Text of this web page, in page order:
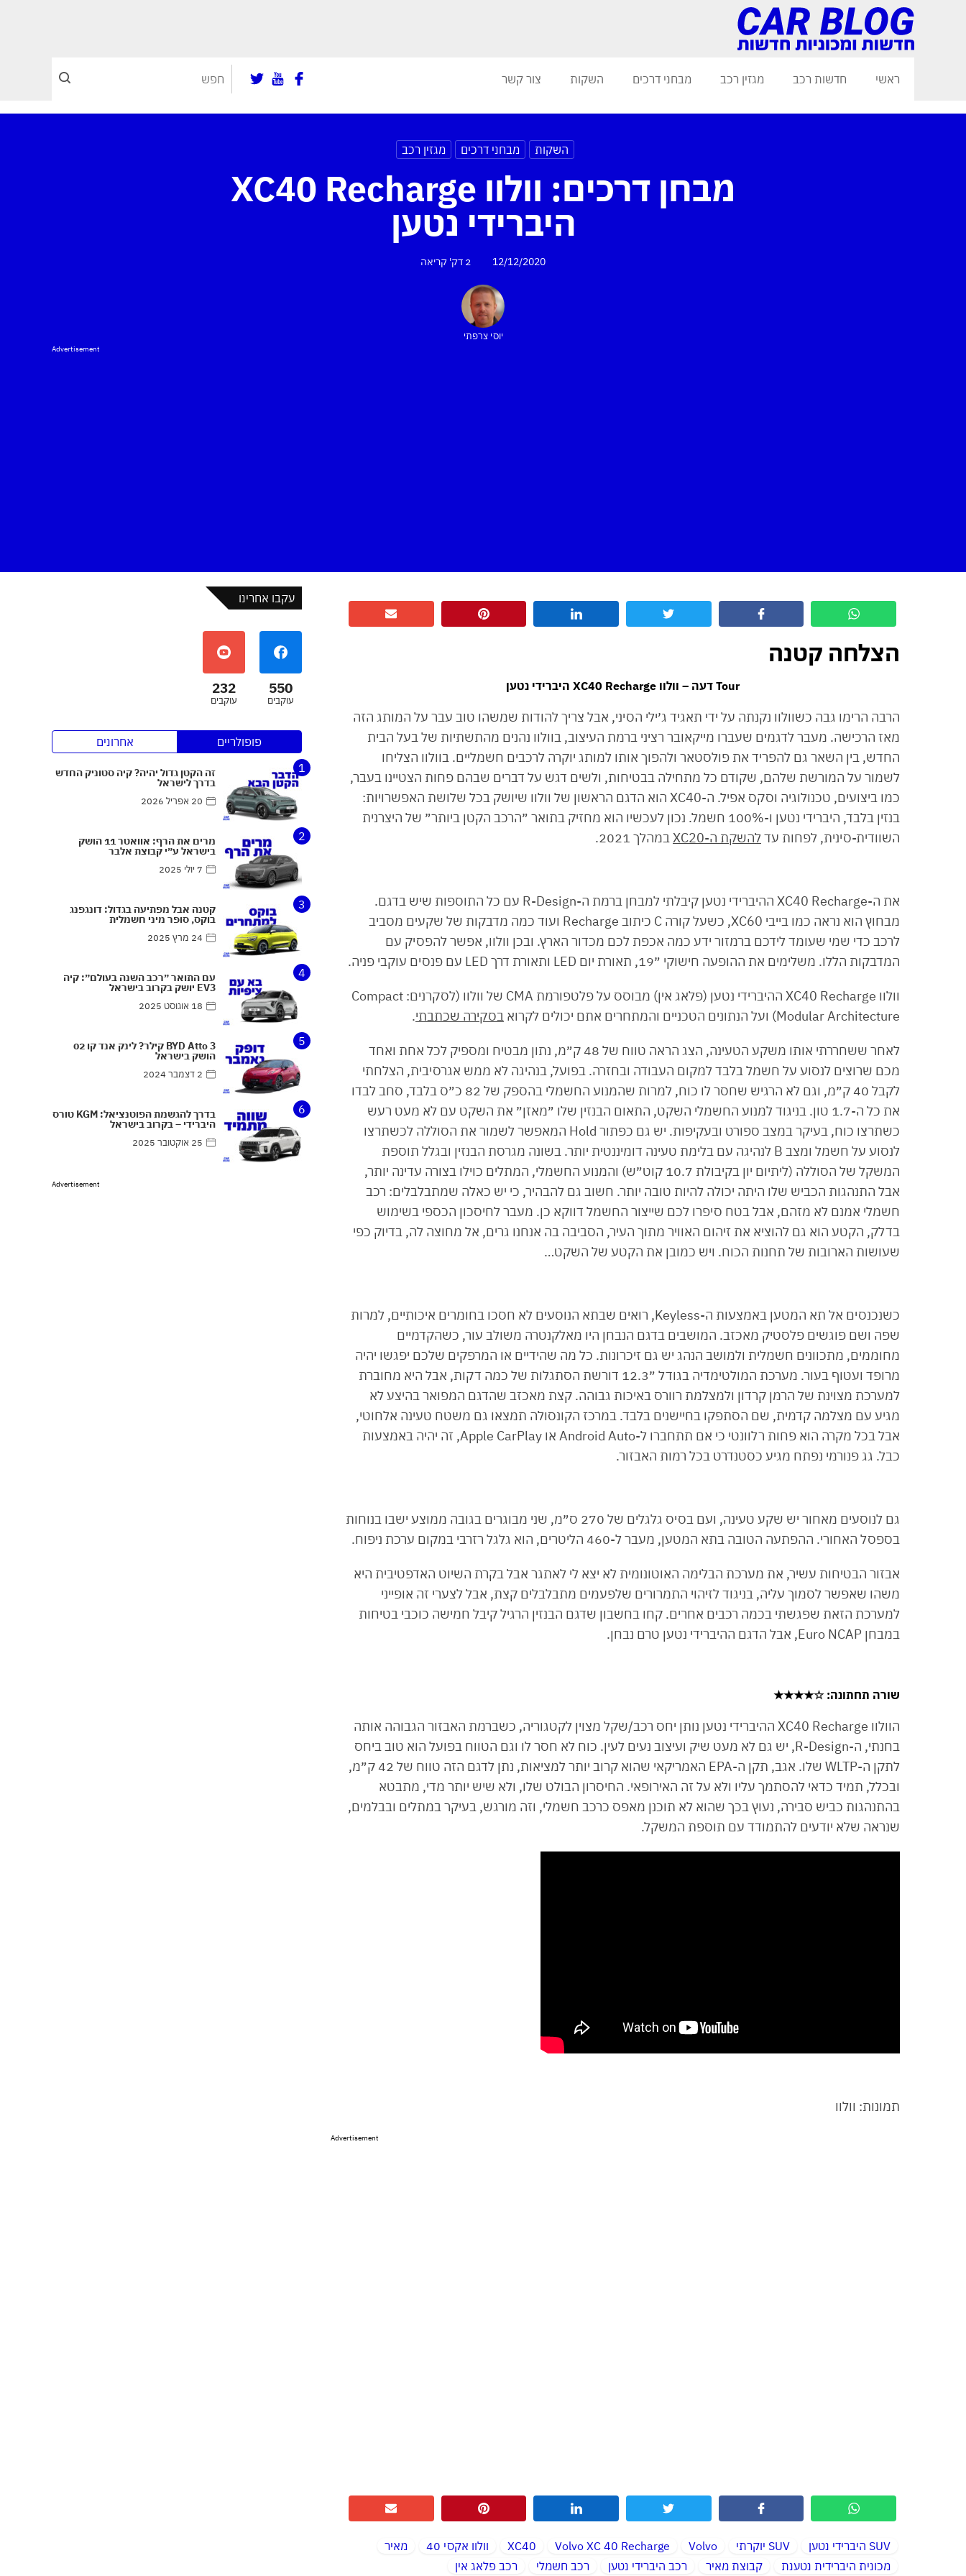
ראשי חדשות רכב מגזין רכב מבחני דרכים השקות צור קשר
השקות מבחני דרכים מגזין רכב
מבחן דרכים: וולוו XC40 Recharge
היברידי נטען
12/12/2020 2 דק' קריאה
יוסי צרפתי
Advertisement
הצלחה קטנה
Tour דעה – וולוו XC40 Recharge היברידי נט ען
הרבה הרימו גבה כשוולוו נקנתה על ידי תאגיד ג׳ילי הסיני, אבל צריך להודות שמשהו טוב עבר על המותג הזה
מאז הרכישה. מעבר לדגמים שעברו מייקאובר רציני ברמת העיצוב, בוולוו נהנים מהתשתיות של בעל הבית
החדש, בין השאר גם להפריד את פולסטאר ולהפוך אותו למותג יוקרה לרכבים חשמליים. בוולוו הצליחו
לשמור על המורשת שלהם, שקודם כל מתחילה בבטיחות, ולשים דגש על דברים שבהם פחות הצטיינו בעבר,
כמו ביצועים, טכנולוגיה וסקס אפיל. ה-XC40 הוא הדגם הראשון של וולוו שיושק בכל שלושת האפשרויות:
בנזין בלבד, היברידי נטען ו-100% חשמל. נכון לעכשיו הוא מחזיק בתואר ״הרכב הקטן ביותר״ של היצרנית
השוודית-סינית, לפחות עדלהשקת ה-XC20 במהלך 2021.
את ה-XC40 Recharge ההיברידי נטען קיבלתי למבחן ברמת ה-R-Design עם כל התוספות שיש בדגם.
מבחוץ הוא נראה כמו בייבי XC60, כשעל קורה C כיתוב Recharge ועוד כמה מדבקות של שקעים מסביב
לרכב כדי שמי שעומד לידכם ברמזור ידע כמה אכפת לכם מכדור הארץ. ובכן וולוו, אפשר להפסיק עם
המדבקות הללו. משלימים את ההופעה חישוקי ״19, תאורת יום LED ותאורת דרך LED עם פנסים עוקבי פניה.
וולוו XC40 Recharge ההיברידי נטען (פלאג אין) מבוסס על פלטפורמת CMA של וולוו (לסקרנים: Compact
Modular Architecture) ועל הנתונים הטכניים והמתחרים אתם יכולים לקרוא
בסקירה שכתבתי.
לאחר ששחררתי אותו משקע הטעינה, הצג הראה טווח של 48 ק״מ, נתון מבטיח ומספיק לכל אחת ואחד
מכם שרוצים לנסוע על חשמל בלבד למקום העבודה ובחזרה. בפועל, בנהיגה לא ממש אגרסיבית, הצלחתי
לקבל 40 ק״מ, וגם לא הרגיש שחסר לו כוח, למרות שהמנוע החשמלי בהספק של 82 כ״ס בלבד, סחב לבדו
את כל ה-1.7 טון. בניגוד למנוע החשמלי השקט, התאום הבנזין שלו ״מאזן״ את השקט עם לא מעט רעש
כשתרצו כוח, בעיקר במצב ספורט ובעקיפות. יש גם כפתור Hold המאפשר לשמור את הסוללה לכשתרצו
לנסוע על חשמל ומצב B לנהיגה עם בלימת טעינה דומיננטית יותר. בשונה מגרסת הבנזין ובגלל תוספת
המשקל של הסוללה (ליתיום יון בקיבולת 10.7 קוט״ש) והמנוע החשמלי, המתלים כוילו בצורה עדינה יותר,
אבל התנהגות הכביש שלו היתה יכולה להיות טובה יותר. חשוב גם להבהיר, כי יש כאלה שמתבלבלים: רכב
חשמלי אמנם לא מזהם, אבל בטח סיפרו לכם שייצור החשמל דווקא כן. מעבר לחיסכון הכספי בשימוש
בדלק, הקטע הוא גם להוציא את זיהום האוויר מתוך העיר, הסביבה בה אנחנו גרים, אל מחוצה לה, בדיוק כפי
שעושות הארובות של תחנות הכוח. ויש כמובן את הקטע של השקט…
כשנכנסים אל תא המטען באמצעות ה-Keyless, רואים שבתא הנוסעים לא חסכו בחומרים איכותיים, למרות
שפה ושם פוגשים פלסטיק מאכזב. המושבים בדגם הנבחן היו מאלקנטרה משולב עור, כשהקדמיים
מחוממים, מתכוונים חשמלית ולמושב הנהג יש גם זיכרונות. כל מה שהידיים או המרפקים שלכם יפגשו יהיה
מרופד ועטוף בעור. מערכת המולטימדיה בגודל ״12.3 דורשת הסתגלות של כמה דקות, אבל היא מחוברת
למערכת מצוינת של הרמן קרדון ולמצלמת רוורס באיכות גבוהה. קצת מאכזב שהדגם המפואר בהיצע לא
מגיע עם מצלמה קדמית, שם הסתפקו בחיישנים בלבד. במרכז הקונסולה תמצאו גם משטח טעינה אלחוטי,
אבל בכל מקרה הוא פחות רלוונטי כי אם תתחברו ל-Android Auto או Apple CarPlay, זה יהיה באמצעות
כבל. גג פנורמי נפתח מגיע כסטנדרט בכל רמות האבזור.
גם לנוסעים מאחור יש שקע טעינה, ועם בסיס גלגלים של 270 ס״מ, שני מבוגרים בגובה ממוצע ישבו בנוחות
בספסל האחורי. ההפתעה הטובה בתא המטען, מעבר ל-460 הליטרים, הוא גלגל רזרבי במקום ערכת ניפוח.
אבזור הבטיחות עשיר, את מערכת הבלימה האוטונומית לא יצא לי לאתגר אבל בקרת השיוט האדפטיבית היא
משהו שאפשר לסמוך עליה, בניגוד לזיהוי התמרורים שלפעמים מתבלבלים קצת, אבל לצערי זה אופייני
למערכת הזאת שפגשתי בכמה רכבים אחרים. קחו בחשבון שדגם הבנזין הרגיל קיבל חמישה כוכבי בטיחות
במבחן Euro NCAP, אבל הדגם ההיברידי נטען טרם נבחן.
שורה תחתונה: ☆★★★★
הוולוו XC40 Recharge ההיברידי נטען נותן יחס רכב/שקל מצוין לקטגוריה, כשברמת האבזור הגבוהה אותה
בחנתי, ה-R-Design, יש גם לא מעט שיק ועיצוב נעים לעין. כוח לא חסר לו וגם הטווח בפועל הוא טוב ביחס
לתקן ה-WLTP שלו. אגב, תקן ה-EPA האמריקאי שהוא קרוב יותר למציאות, נתן לדגם הזה טווח של 42 ק״מ,
ובכלל, תמיד כדאי להסתמך עליו ולא על זה האירופאי. החיסרון הבולט שלו, ולא שיש יותר מדי, מתבטא
בהתנהגות כביש סבירה, נעוץ בכך שהוא לא תוכנן מאפס כרכב חשמלי, וזה מורגש, בעיקר במתלים ובבלמים,
שנראה שלא יודעים להתמודד עם תוספת המשקל.
תמונות: וולוו
Advertisement
SUV היברידי נטען SUV יוקרתי Volvo
Volvo XC 40 Recharge
XC40 וולוו אקסי 40
מאיר
מכונית היברידית נטענת
קבוצת מאיר רכב היברידי נטען רכב חשמלי רכב פלאג אין
עקבו אחרינו
550
עוקבים
232
עוקבים
פופולריים
אחרונים
1
זה הקטן גדול יהיה? קיה סטוניק החדש
בדרך לישראל
20 אפריל 2026
2 מרים את הרף: אוואטר 11 הושק
בישראל ע״י קבוצת אלבר
7 יולי 2025
3 קטנה אבל מפתיעה בגדול: דונגפנג
בוקס, סופר מיני חשמלית
24 מרץ 2025
4 עם התואר ״רכב השנה בעולם״: קיה
EV3 יושק בקרוב בישראל
18 אוגוסט 2025
5 BYD Atto 3 קילר? לינק אנד קו 02
הושק בישראל
2 דצמבר 2024
6 בדרך להגשמת הפוטנציאל: KGM טורס
היברידי – בקרוב בישראל
25 אוקטובר 2025
Advertisement